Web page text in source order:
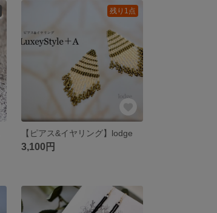
残り1点
【ピアス&イヤリング】lodge
3,100円